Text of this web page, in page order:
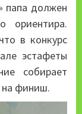
папа должен
ориентира.
в конкурс
эстафеты
собирает
на финиш.